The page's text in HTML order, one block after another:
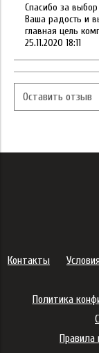
Спасибо за
Ваша радость и
главная цель
25.11.2020 18:11
Оставить отзыв
Контакты
Политика
Правила